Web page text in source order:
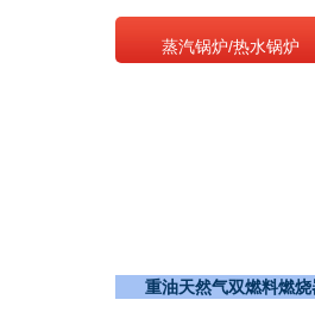
蒸汽锅炉/热水锅炉
重油天然气双燃料燃烧